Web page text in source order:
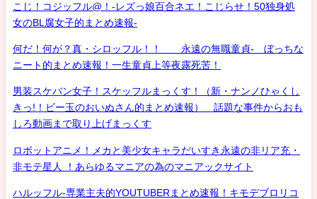
こじ！コジッフル@！-レズっ娘百合ネエ！こじらせ！50独身処
女のBL腐女子的まとめ速報-
何だ！何が？真・シロッフル！！ 永遠の無職童貞- ぼっちな
ニート的まとめ速報！一生童貞上等夜露死苦！
男装スケバン女子！スケッフルまっくす！（新・ナンノひゃくし
きっ!！ビー玉のおいぬさん的まとめ速報） 話題な事件からおも
しろ動画まで取り上げまっくす
ロボットアニメ！メカと美少女キャラだいすき永遠の非リア充・
非モテ星人 ！あらゆるマニアの為のマニアックサイト
ハルッフル-専業主夫的YOUTUBERまとめ速報！キモデブロリコ